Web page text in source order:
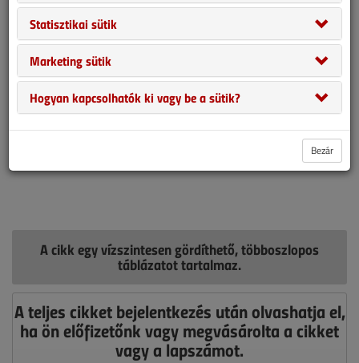
A cikk egy vízszintesen gördíthető, többoszlopos
táblázatot tartalmaz.
A teljes cikket bejelentkezés után olvashatja el,
ha ön előfizetőnk vagy megvásárolta a cikket
vagy a lapszámot.
Statisztikai sütik
Marketing sütik
Hogyan kapcsolhatók ki vagy be a sütik?
Bezár